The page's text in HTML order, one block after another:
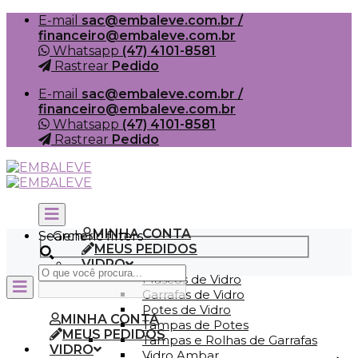
Skip
content
E-mail sac@embaleve.com.br /
financeiro@embaleve.com.br
Whatsapp (47) 4101-8581
Rastrear Pedido
E-mail sac@embaleve.com.br /
financeiro@embaleve.com.br
Whatsapp (47) 4101-8581
Rastrear Pedido
MINHA CONTA
MEUS PEDIDOS
VIDRO
Frascos de Vidro
Garrafas de Vidro
Potes de Vidro
Tampas de Potes
Tampas e Rolhas de Garrafas
Search
Generic filters
MINHA CONTA
MEUS PEDIDOS
VIDRO